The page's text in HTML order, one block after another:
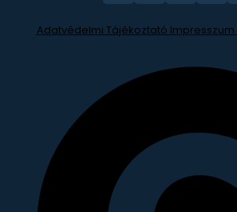
Adatvédelmi Tájékoztató Impresszum